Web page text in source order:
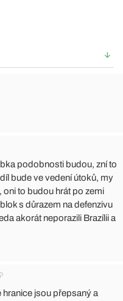
podobnosti budou, zní to
bude ve vedení útoků, my
to budou hrát po zemi
s důrazem na defenzivu
akorát neporazili Brazílii a
jsou přepsaný a